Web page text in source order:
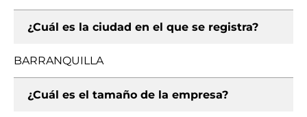
¿Cuál es la ciudad en el que se registra?
BARRANQUILLA
¿Cuál es el tamaño de la empresa?